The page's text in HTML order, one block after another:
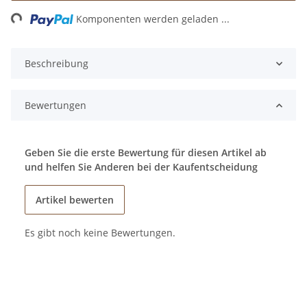
Komponenten werden geladen ...
Beschreibung
Bewertungen
Geben Sie die erste Bewertung für diesen Artikel ab
und helfen Sie Anderen bei der Kaufentscheidung
Artikel bewerten
Es gibt noch keine Bewertungen.